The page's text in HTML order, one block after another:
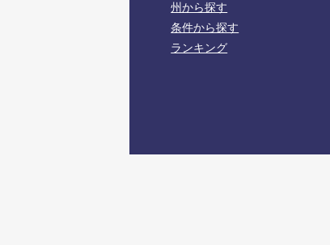
州から探す
条件から探す
ランキング